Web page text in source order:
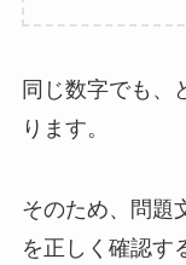
同じ数字でも、
ります。
そのため、問題
を正しく確認す